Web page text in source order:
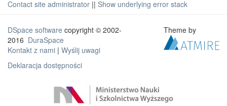
Contact site administrator || Show underlying error stack
DSpace software copyright © 2002-
2016 DuraSpace
Kontakt z nami | Wyślij uwagi
Deklaracja dostępności
Theme by